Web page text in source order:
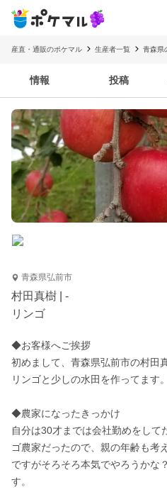
産直・通販のポケマル 生産者一覧 青森県
情報 投稿
青森県弘前市
村田真樹 | -
リンゴ
◆お客様へご挨拶
初めまして、青森県弘前市の村田
リンゴと少しの水田を作ってます。
◆農家になったきっかけ
自分は30才までは会社勤めをして
ゴ農家だったので、親の年齢も考
ですがそろそろ本気でやろうかな
す。